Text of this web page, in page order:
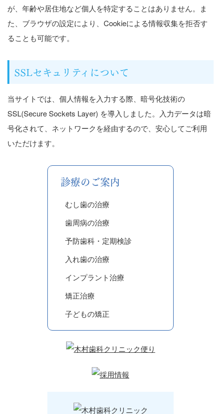
が、年齢や居住地など個人を特定することはありません。ま
た、ブラウザの設定により、Cookieによる情報収集を拒否す
ることも可能です。
SSLセキュリティについて
当サイトでは、個人情報を入力する際、暗号化技術の
SSL(Secure Sockets Layer) を導入しました。入力データは暗
号化されて、ネットワークを経由するので、安心してご利用
いただけます。
診療のご案内
むし歯の治療
歯周病の治療
予防歯科・定期検診
入れ歯の治療
インプラント治療
矯正治療
子どもの矯正